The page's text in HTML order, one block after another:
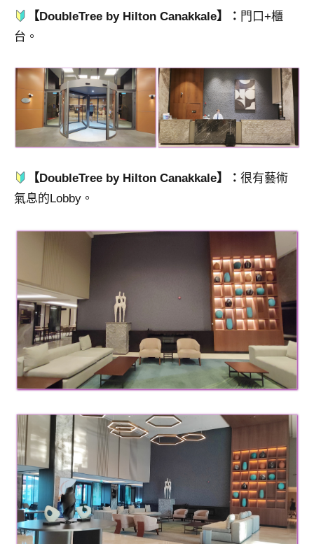
對
象。
★
【DoubleTree by Hilton Canakkale】： 門口+櫃
台。
【DoubleTree by Hilton Canakkale】：很有藝術
氣息的Lobby。